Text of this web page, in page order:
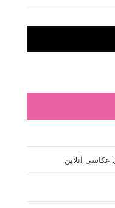
عکاسی آنلاین